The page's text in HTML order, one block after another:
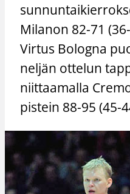
Milanon 82-71
Virtus Bologna
neljän ottelun
niittaamalla
pistein 88-95 (45-